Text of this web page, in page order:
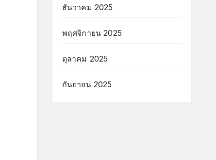
ธันวาคม 2025
พฤศจิกายน 2025
ตุลาคม 2025
กันยายน 2025